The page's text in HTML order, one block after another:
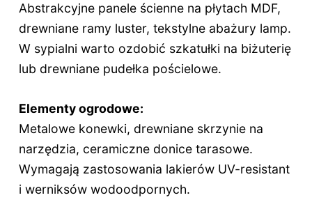
Abstrakcyjne panele ścienne na płytach MDF,
drewniane ramy luster, tekstylne abażury lamp.
W sypialni warto ozdobić szkatułki na biżuterię
lub drewniane pudełka pościelowe.
Elementy ogrodowe:
Metalowe konewki, drewniane skrzynie na
narzędzia, ceramiczne donice tarasowe.
Wymagają zastosowania lakierów UV-resistant
i werniksów wodoodpornych.